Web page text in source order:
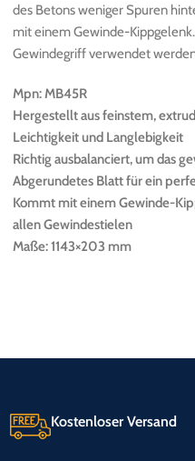
des Betons weniger Spuren
mit einem Gewinde-
Gewindegriff verwendet
Mpn: MB45R
Hergestellt aus feinstem,
Leichtigkeit und Langlebigkeit
Richtig ausbalanciert, um das
Abgerundetes Blatt für ein
Kommt mit einem Gewinde-
allen Gewindestielen
Maße: 1143×203 mm
Kostenloser Versand